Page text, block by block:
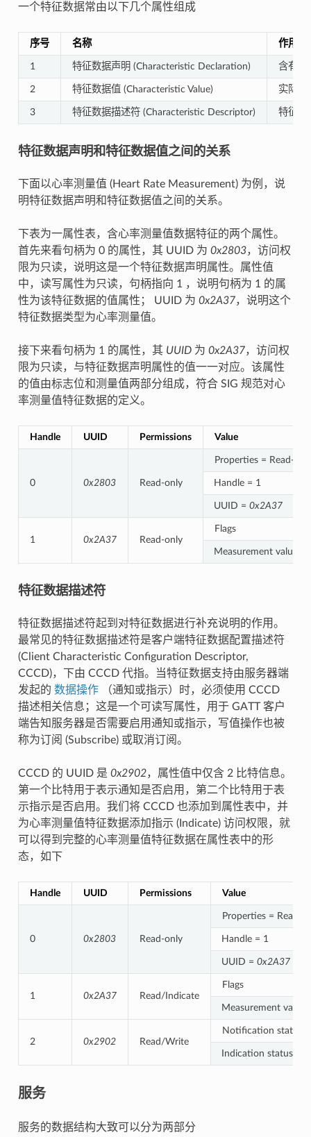
一个特征数据常由以下几个属性组成
序号 名称 作用
1 特征数据声明 (Characteristic Declaration) 含有特
2 特征数据值 (Characteristic Value) 实际的
3 特征数据描述符 (Characteristic Descriptor) 特征数
特征数据声明和特征数据值之间的关系
下面以心率测量值 (Heart Rate Measurement) 为例，说
明特征数据声明和特征数据值之间的关系。
下表为一属性表，含心率测量值数据特征的两个属性。
首先来看句柄为 0 的属性，其 UUID 为 0x2803，访问权
限为只读，说明这是一个特征数据声明属性。属性值
中，读写属性为只读，句柄指向 1 ，说明句柄为 1 的属
性为该特征数据的值属性； UUID 为 0x2A37，说明这个
特征数据类型为心率测量值。
接下来看句柄为 1 的属性，其 UUID为 0x2A37，访问权
限为只读，与特征数据声明属性的值一一对应。该属性
的值由标志位和测量值两部分组成，符合 SIG 规范对心
率测量值特征数据的定义。
Handle UUID Permissions Value
0 0x2803 Read-only
Properties = Read-
Handle = 1
UUID = 0x2A37
1 0x2A37 Read-only
Flags
Measurement value
特征数据描述符
特征数据描述符起到对特征数据进行补充说明的作用。
最常见的特征数据描述符是客户端特征数据配置描述符
(Client Characteristic Configuration Descriptor,
CCCD)，下由 CCCD 代指。当特征数据支持由服务器端
发起的 数据操作（通知或指示）时，必须使用 CCCD
描述相关信息；这是一个可读写属性，用于 GATT 客户
端告知服务器是否需要启用通知或指示，写值操作也被
称为订阅 (Subscribe) 或取消订阅。
CCCD 的 UUID 是 0x2902，属性值中仅含 2 比特信息。
第一个比特用于表示通知是否启用，第二个比特用于表
示指示是否启用。我们将 CCCD 也添加到属性表中，并
为心率测量值特征数据添加指示 (Indicate) 访问权限，就
可以得到完整的心率测量值特征数据在属性表中的形
态，如下
Handle UUID Permissions Value
0 0x2803 Read-only
Properties = Read/
Handle = 1
UUID = 0x2A37
1 0x2A37 Read/Indicate
Flags
Measurement value
2 0x2902 Read/Write
Notification status
Indication status
服务
服务的数据结构大致可以分为两部分